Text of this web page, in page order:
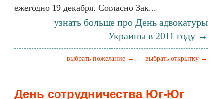
ежегодно 19 декабря. Согласно Зак...
узнать больше про День адвокатуры
Украины в 2011 году →
выбрать открытку →
выбрать пожелание →
День сотрудничества Юг-Юг